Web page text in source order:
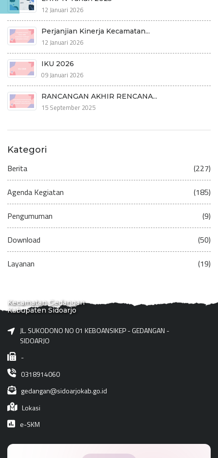
12 Januari 2026
Perjanjian Kinerja Kecamatan...
12 Januari 2026
IKU 2026
09 Januari 2026
RANCANGAN AKHIR RENCANA...
15 September 2025
Kategori
Berita (227)
Agenda Kegiatan (185)
Pengumuman (9)
Download (50)
Layanan (19)
Kecamatan Gedangan
Kabupaten Sidoarjo
JL. SUKODONO NO 01 KEBOANSIKEP - GEDANGAN -
SIDOARJO
-
0318914060
gedangan@sidoarjokab.go.id
Lokasi
e-SKM